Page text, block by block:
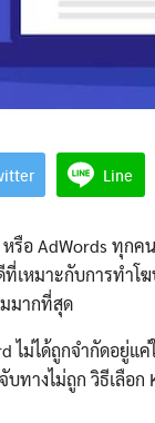
Line
หรือ AdWords ทุกค
ที่เหมาะกับการทำ
มากที่สุด
ไม่ได้ถูกจำกัดอยู่
บทางไม่ถูก วิธีเลื